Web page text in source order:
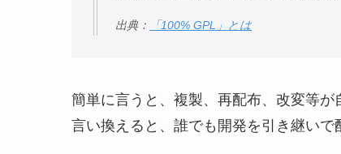
出典： 「100% GPL」とは
簡単に言うと、複製、再配布、改変等が
言い換えると、誰でも開発を引き継いで